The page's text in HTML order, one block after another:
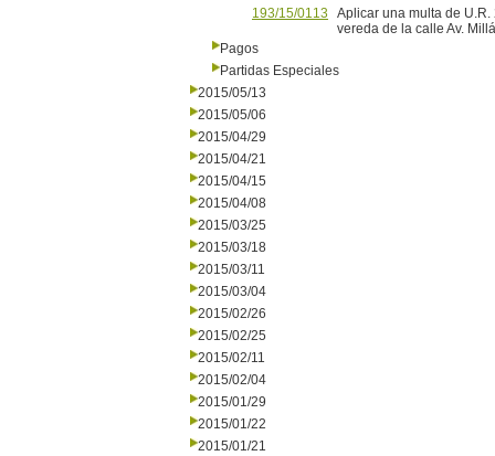
193/15/0113
Aplicar una multa de
vereda de la calle Av.
Pagos
Partidas Especiales
2015/05/13
2015/05/06
2015/04/29
2015/04/21
2015/04/15
2015/04/08
2015/03/25
2015/03/18
2015/03/11
2015/03/04
2015/02/26
2015/02/25
2015/02/11
2015/02/04
2015/01/29
2015/01/22
2015/01/21